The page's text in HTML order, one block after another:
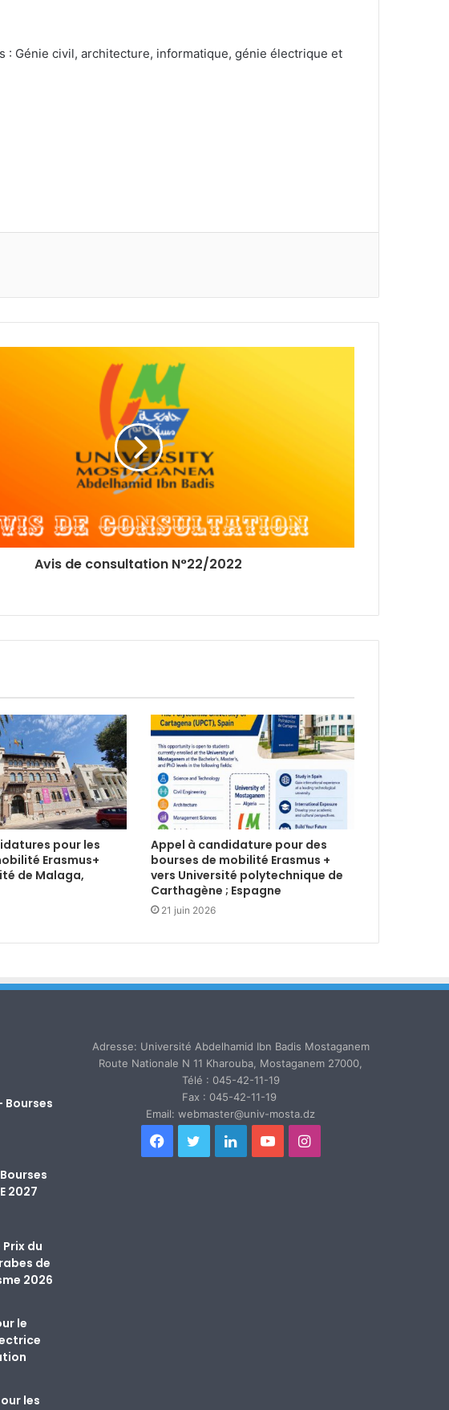
: Génie civil, architecture, informatique, génie électrique et
Avis de consultation N°22/2022
pour les
Erasmus+
de Malaga,
Appel à candidature pour des
bourses de mobilité Erasmus +
vers Université polytechnique de
Carthagène ; Espagne
21 juin 2026
2027
du
de
2026
le
les
Adresse: Université Abdelhamid Ibn Badis Mostaganem
Route Nationale N 11 Kharouba, Mostaganem 27000,
Télé : 045-42-11-19
Fax : 045-42-11-19
Email: webmaster@univ-mosta.dz
Facebook
TwitterLinkedinYouTubeInstagram